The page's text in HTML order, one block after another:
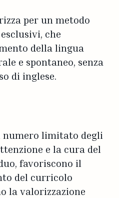
per un metodo
che
della lingua
e spontaneo, senza
di inglese.
limitato degli
e la cura del
favoriscono il
del curricolo
la valorizzazione